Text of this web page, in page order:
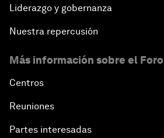
Liderazgo y gobernanza
Nuestra repercusión
Más información sobre el Foro
Centros
Reuniones
Partes interesadas